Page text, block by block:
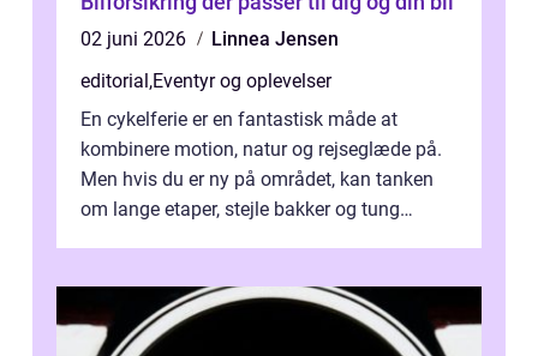
02 juni 2026
Linnea Jensen
editorial ,Eventyr og oplevelser
En cykelferie er en fantastisk måde at
kombinere motion, natur og rejseglæde på.
Men hvis du er ny på området, kan tanken
om lange etaper, stejle bakker og tung